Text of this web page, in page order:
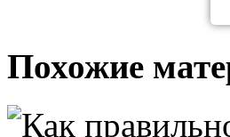
Похожие